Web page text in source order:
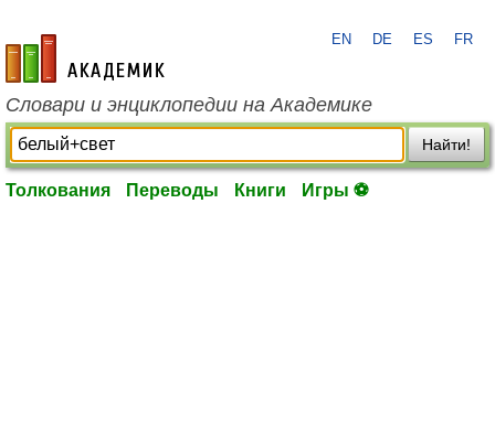
academic.ru
EN DE ES FR
Словари и энциклопедии на Академике
Найти!
Толкования Переводы Книги Игры ⚽